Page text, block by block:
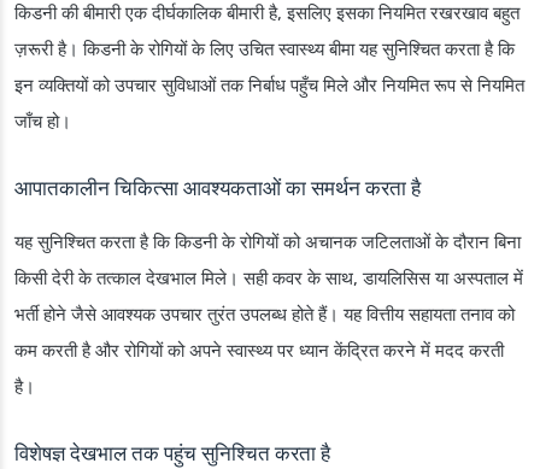
किडनी की बीमारी एक दीर्घकालिक बीमारी है, इसलिए इसका नियमित रखरखाव बहुत
ज़रूरी है। किडनी के रोगियों के लिए उचित स्वास्थ्य बीमा यह सुनिश्चित करता है कि
इन व्यक्तियों को उपचार सुविधाओं तक निर्बाध पहुँच मिले और नियमित रूप से नियमित
जाँच हो।
आपातकालीन चिकित्सा आवश्यकताओं का समर्थन करता है
यह सुनिश्चित करता है कि किडनी के रोगियों को अचानक जटिलताओं के दौरान बिना
किसी देरी के तत्काल देखभाल मिले। सही कवर के साथ, डायलिसिस या अस्पताल में
भर्ती होने जैसे आवश्यक उपचार तुरंत उपलब्ध होते हैं। यह वित्तीय सहायता तनाव को
कम करती है और रोगियों को अपने स्वास्थ्य पर ध्यान केंद्रित करने में मदद करती
है।
विशेषज्ञ देखभाल तक पहुंच सुनिश्चित करता है